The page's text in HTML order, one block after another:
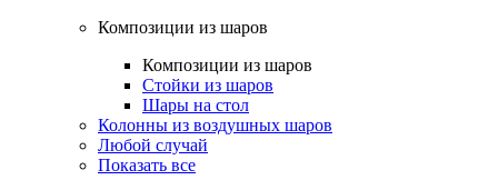
Композиции из шаров
Композиции из шаров
Стойки из шаров
Шары на стол
Колонны из воздушных шаров
Любой случай
Показать все